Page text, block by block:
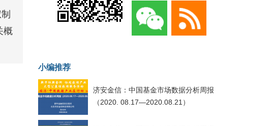
概
小编推荐
济安金信：中国基金市场数据分析周报
（2020. 08.17—2020.08.21）